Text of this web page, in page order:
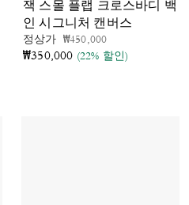
잭 스몰 플랩 크로스바디 백
인 시그니처 캔버스
정상가 가격 인하 전
₩450,000인하됨
₩350,000 (22% 할인)